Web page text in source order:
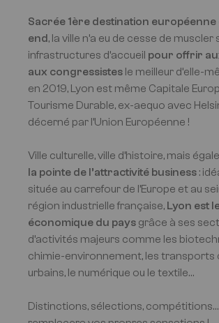
Sacrée 1ère destination européenne
end, la ville n’a eu de cesse de muscler
infrastructures d’accueil pour offrir
aux congressistes le meilleur d’elle-
en 2019, Lyon est même Capitale
Tourisme Durable, ex-aequo avec
décerné par l’Union Européenne !
Ville culturelle, ville d’histoire, mais
la pointe de l’attractivité business :
située au carrefour de l’Europe et au
région industrielle française, Lyon est
économique du pays grâce à ses
d’activités majeurs comme les
chimie-environnement, les transports
urbains, le numérique ou le textile…
Distinctions, sélections, compétitions…